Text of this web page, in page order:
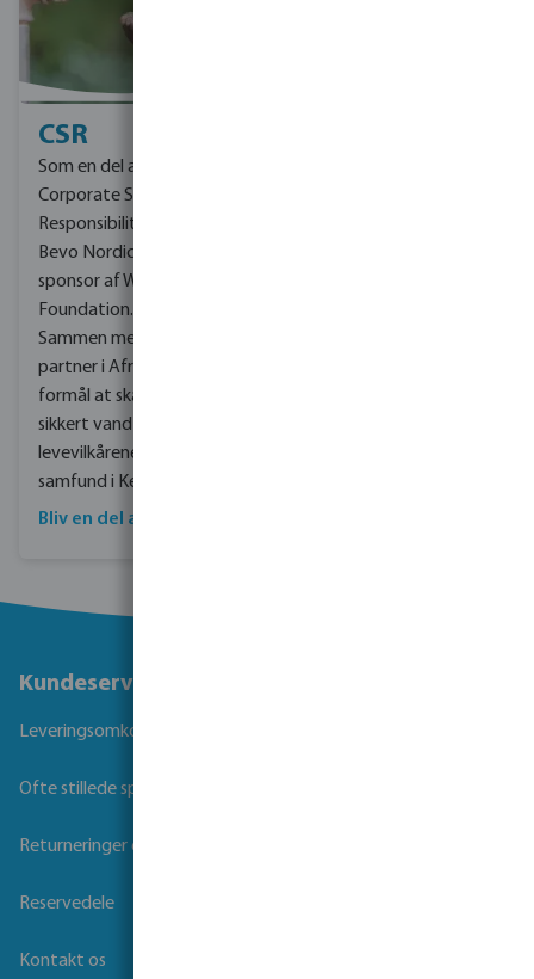
CSR
Som en del af vores
Corporate Social
Responsibility (CSR) er
Bevo Nordic stolt
sponsor af Waterstarters
Foundation.
Sammen med vores
partner i Afrika har vi til
formål at skaffe rent og
sikkert vand og forbedre
levevilkårene for flere
samfund i Kenya.
Bliv en del af det
Kundeservice
Leveringsomkostninger og transporttid
Ofte stillede spørgsmål
Returneringer og Garanti
Reservedele
Kontakt os